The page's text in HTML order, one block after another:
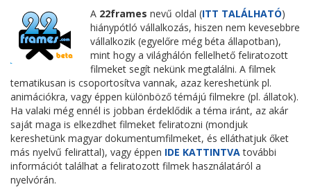
A 22frames nevű oldal (ITT TALÁLHATÓ)
hiánypótló vállalkozás, hiszen nem kevesebbre
vállalkozik (egyelőre még béta állapotban),
mint hogy a világhálón fellelhető feliratozott
filmeket segít nekünk megtalálni. A filmek
tematikusan is csoportosítva vannak, azaz kereshetünk pl.
animációkra, vagy éppen különböző témájú filmekre (pl. állatok).
Ha valaki még ennél is jobban érdeklődik a téma iránt, az akár
saját maga is elkezdhet filmeket feliratozni (mondjuk
kereshetünk magyar dokumentumfilmeket, és elláthatjuk őket
más nyelvű felirattal), vagy éppen IDE KATTINTVAtovábbi
információt találhat a feliratozott filmek használatáról a
nyelvórán.